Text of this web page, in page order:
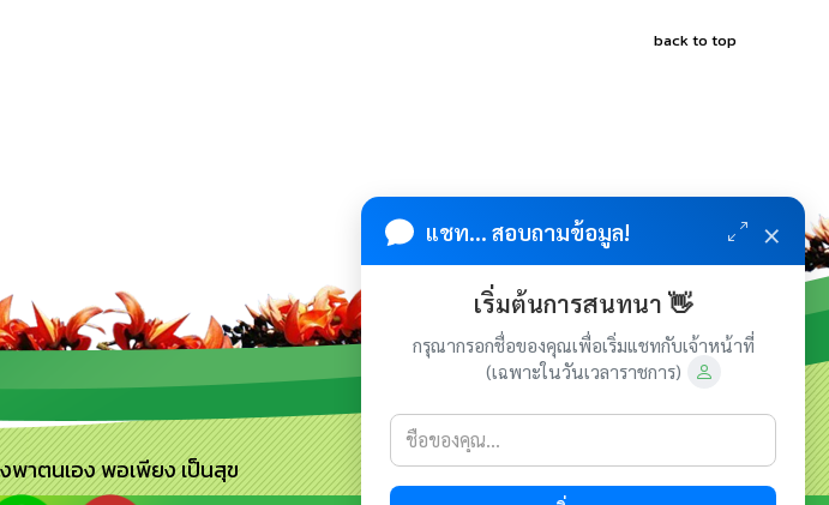
back to top
แชท... สอบถามข้อมูล! ×
เริ่มต้นการสนทนา 👋
กรุณากรอกชื่อของคุณเพื่อเริ่มแชทกับเจ้าหน้าที่
(เฉพาะในวันเวลาราชการ)
าตนเอง พอเพียง เป็นสุข เกี่ยวกับเรา ติดต่อเรา